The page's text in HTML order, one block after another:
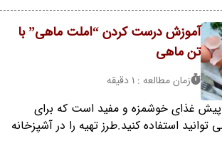
آموزش درست کردن “املت ماهی” با
تن ماهی
زمان مطالعه : 1 دقیقه
غذای خوشمزه و مفید است که برای
استفاده کنید.طرز تهیه را در آشپزخانه